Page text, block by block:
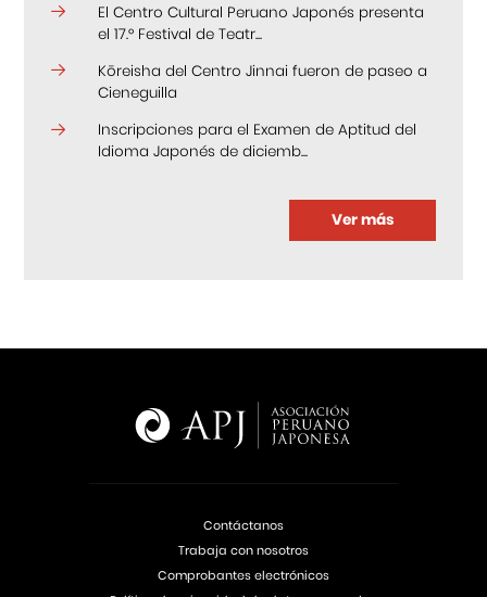
El Centro Cultural Peruano Japonés presenta
el 17.° Festival de Teatr...
Kōreisha del Centro Jinnai fueron de paseo a
Cieneguilla
Inscripciones para el Examen de Aptitud del
Idioma Japonés de diciemb...
Ver más
Contáctanos
Trabaja con nosotros
Comprobantes electrónicos